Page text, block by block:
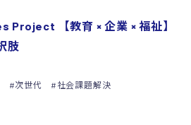
Project 【教育 × 企業 × 福祉】
肢
次世代
社会課題解決